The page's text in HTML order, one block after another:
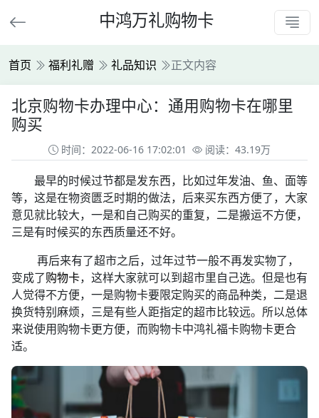
中鸿万礼购物卡
首页 福利礼赠 礼品知识 正文内容
北京购物卡办理中心：通用购物卡在哪里
购买
时间：2022-06-16 17:02:01 阅读：43.19万
最早的时候过节都是发东西，比如过年发油、鱼、面等
等，这是在物资匮乏时期的做法，后来买东西方便了，大家
意见就比较大，一是和自己购买的重复，二是搬运不方便，
三是有时候买的东西质量还不好。
再后来有了超市之后，过年过节一般不再发实物了，
变成了购物卡，这样大家就可以到超市里自己选。但是也有
人觉得不方便，一是购物卡要限定购买的商品种类，二是退
换货特别麻烦，三是有些人距指定的超市比较远。所以总体
来说使用购物卡更方便，而购物卡中鸿礼福卡购物卡更合
适。